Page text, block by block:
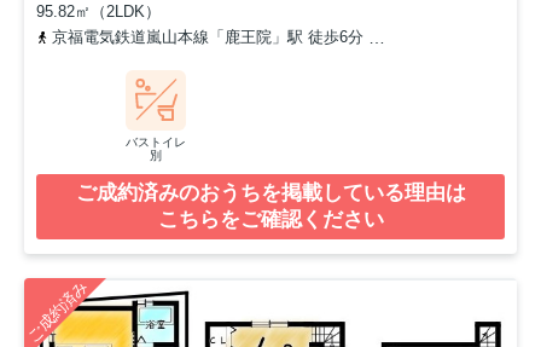
95.82㎡（2LDK）
京福電気鉄道嵐山本線「鹿王院」駅 徒歩6分
バストイレ
別
ご成約済みのおうちを掲載している理由は
こちらをご確認ください
ご成約済み